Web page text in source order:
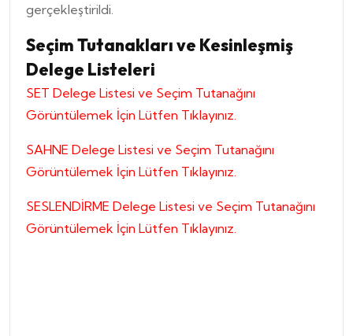
gerçekleştirildi.
Seçim Tutanakları ve Kesinleşmiş
Delege Listeleri
SET Delege Listesi ve Seçim Tutanağını
Görüntülemek İçin Lütfen Tıklayınız.
SAHNE Delege Listesi ve Seçim Tutanağını
Görüntülemek İçin Lütfen Tıklayınız.
SESLENDİRME Delege Listesi ve Seçim Tutanağını
Görüntülemek İçin Lütfen Tıklayınız.